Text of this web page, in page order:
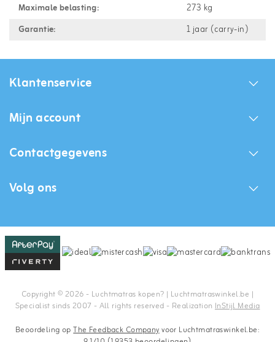
Maximale belasting:
273 kg
Garantie:
1 jaar (carry-in)
Klantenservice
Mijn account
Contactgegevens
Volg ons
Copyright © 2026 - Luchtmatras kopen? | Luchtmatraswinkel.be |
Specialist sinds 2007 - All rights reserved - Realization InStijl Media
Beoordeling opThe Feedback Companyvoor Luchtmatraswinkel.be: